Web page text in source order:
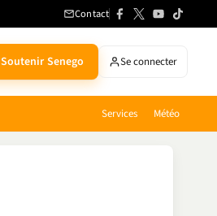
Contact
Soutenir Senego Se connecter
Services Météo